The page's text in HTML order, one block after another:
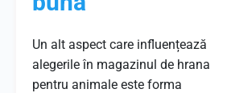
Un alt aspect care influențează
alegerile în magazinul de hrana
pentru animale este forma